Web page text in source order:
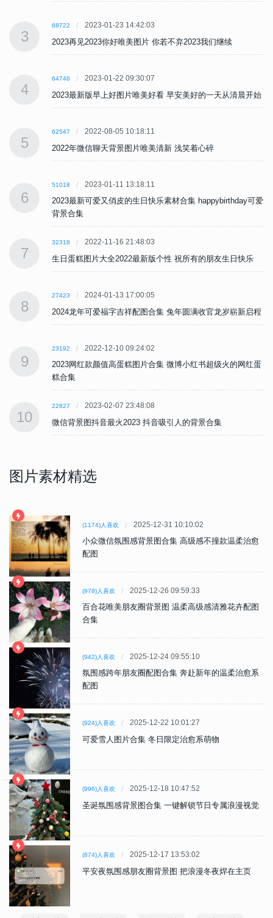
3
68722 2023-01-23 14:42:03
2023再见2023你好唯美图片 你若不弃2023我们继续
4
64748 2023-01-22 09:30:07
2023最新版早上好图片唯美好看 早安美好的一天从清晨开始
5
62547 2022-08-05 10:18:11
2022年微信聊天背景图片唯美清新 浅笑着心碎
6
51018 2023-01-11 13:18:11
2023最新可爱又俏皮的生日快乐素材合集 happybirthday可爱
背景合集
7
32318 2022-11-16 21:48:03
生日蛋糕图片大全2022最新版个性 祝所有的朋友生日快乐
8
27423 2024-01-13 17:00:05
2024龙年可爱福字吉祥配图合集 兔年圆满收官龙岁崭新启程
9
23192 2022-12-10 09:24:02
2023网红款颜值高蛋糕图片合集 微博小红书超级火的网红蛋
糕合集
10
22827 2023-02-07 23:48:08
微信背景图抖音最火2023 抖音吸引人的背景合集
图片素材精选
(1174)人喜欢 2025-12-31 10:10:02
小众微信氛围感背景图合集 高级感不撞款温柔治愈
配图
(978)人喜欢 2025-12-26 09:59:33
百合花唯美朋友圈背景图 温柔高级感清雅花卉配图
合集
(942)人喜欢 2025-12-24 09:55:10
氛围感跨年朋友圈配图合集 奔赴新年的温柔治愈系
配图
(924)人喜欢 2025-12-22 10:01:27
可爱雪人图片合集 冬日限定治愈系萌物
(996)人喜欢 2025-12-18 10:47:52
圣诞氛围感背景图合集 一键解锁节日专属浪漫视觉
(874)人喜欢 2025-12-17 13:53:02
平安夜氛围感朋友圈背景图 把浪漫冬夜焊在主页